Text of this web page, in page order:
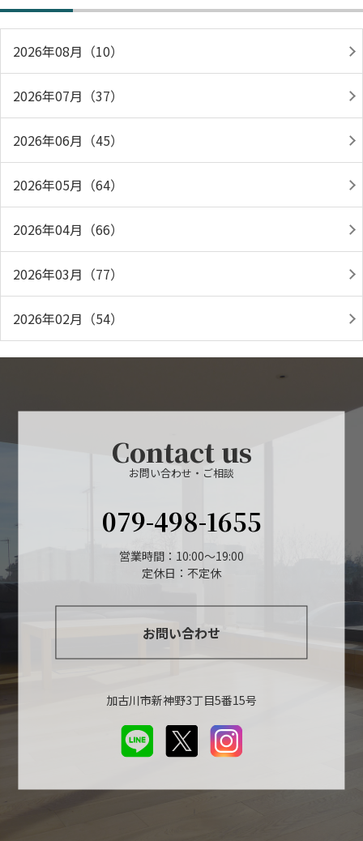
2026年08月（10）
2026年07月（37）
2026年06月（45）
2026年05月（64）
2026年04月（66）
2026年03月（77）
2026年02月（54）
Contact us
お問い合わせ・ご相談
079-498-1655
営業時間：10:00～19:00
定休日：不定休
お問い合わせ
加古川市新神野3丁目5番15号